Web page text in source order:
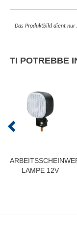
Das Produktbild dient nur
TI POTREBBE
LAMPE 12V